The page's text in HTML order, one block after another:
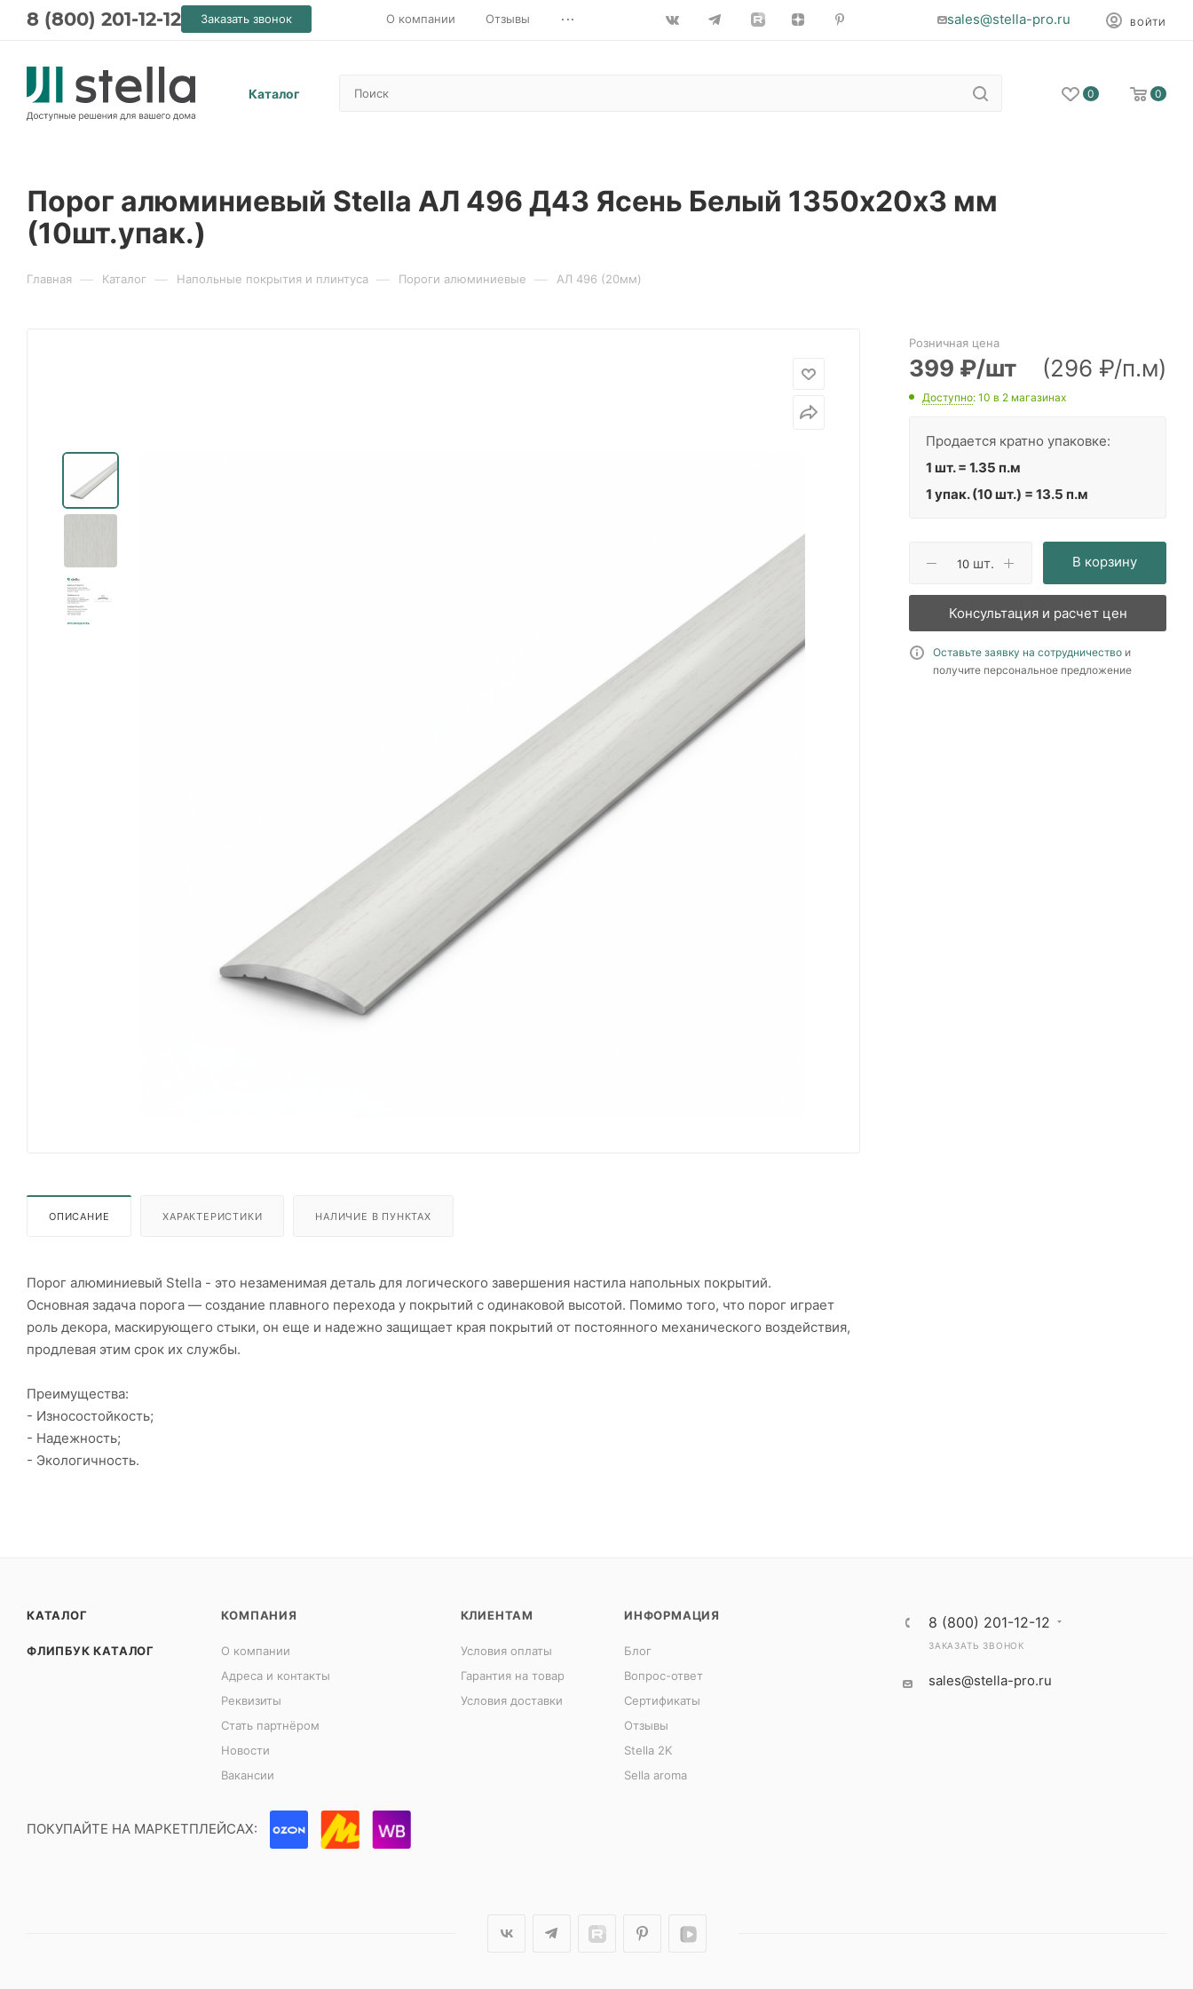
8 (800) 201-12-12 Заказать звонок О компании Отзывы ... sales@stella-pro.ru ВОЙТИ
Каталог 0 0
Порог алюминиевый Stella АЛ 496 Д43 Ясень Белый 1350х20х3 мм
(10шт.упак.)
Главная — Каталог — Напольные покрытия и плинтуса — Пороги алюминиевые — АЛ 496 (20мм)
ОПИСАНИЕ ХАРАКТЕРИСТИКИ НАЛИЧИЕ В ПУНКТАХ
Порог алюминиевый Stella - это незаменимая деталь для логического завершения настила напольных покрытий.
Основная задача порога — создание плавного перехода у покрытий с одинаковой высотой. Помимо того, что порог играет
роль декора, маскирующего стыки, он еще и надежно защищает края покрытий от постоянного механического воздействия,
продлевая этим срок их службы.
Преимущества:
- Износостойкость;
- Надежность;
- Экологичность.
Розничная цена
399 ₽/шт (296 ₽/п.м)
Доступно: 10 в 2 магазинах
Продается кратно упаковке:
1 шт. = 1.35 п.м
1 упак. (10 шт.) = 13.5 п.м
шт. В корзину
Консультация и расчет цен
Оставьте заявку на сотрудничество и
получите персональное предложение
КАТАЛОГ
ФЛИПБУК КАТАЛОГ
КОМПАНИЯ
О компании
Адреса и контакты
Реквизиты
Стать партнёром
Новости
Вакансии
КЛИЕНТАМ
Условия оплаты
Гарантия на товар
Условия доставки
ИНФОРМАЦИЯ
Блог
Вопрос-ответ
Сертификаты
Отзывы
Stella 2K
Sella aroma
8 (800) 201-12-12
ЗАКАЗАТЬ ЗВОНОК
sales@stella-pro.ru
ПОКУПАЙТЕ НА МАРКЕТПЛЕЙСАХ: